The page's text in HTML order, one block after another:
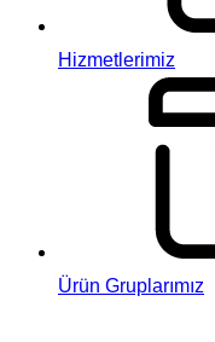
Hizmetlerimiz
Ürün Gruplarımız